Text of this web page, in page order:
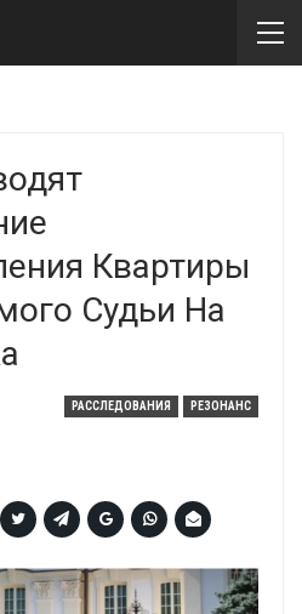
Квартиры
Судьи На
РАССЛЕДОВАНИЯ РЕЗОНАНС